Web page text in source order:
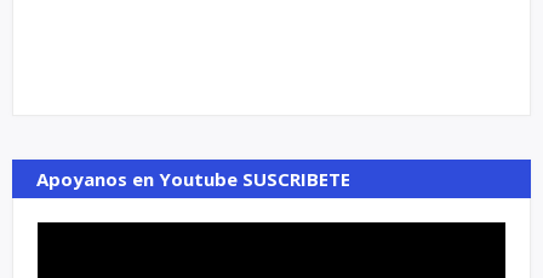
Apoyanos en Youtube SUSCRIBETE